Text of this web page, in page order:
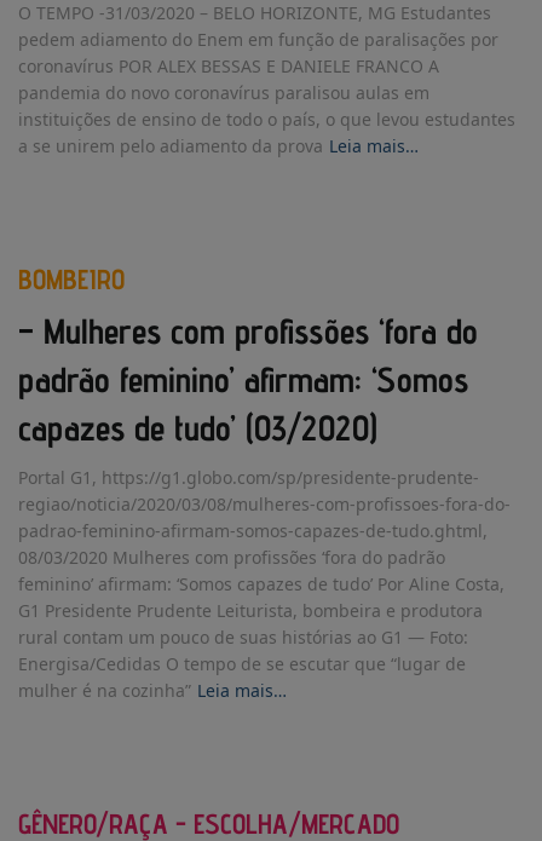
O TEMPO -31/03/2020 – BELO HORIZONTE, MG Estudantes
pedem adiamento do Enem em função de paralisações por
coronavírus POR ALEX BESSAS E DANIELE FRANCO A
pandemia do novo coronavírus paralisou aulas em
instituições de ensino de todo o país, o que levou estudantes
a se unirem pelo adiamento da prova Leia mais…
BOMBEIRO
– Mulheres com profissões ‘fora do
padrão feminino’ afirmam: ‘Somos
capazes de tudo’ (03/2020)
Portal G1, https://g1.globo.com/sp/presidente-prudente-
regiao/noticia/2020/03/08/mulheres-com-profissoes-fora-do-
padrao-feminino-afirmam-somos-capazes-de-tudo.ghtml,
08/03/2020 Mulheres com profissões ‘fora do padrão
feminino’ afirmam: ‘Somos capazes de tudo’ Por Aline Costa,
G1 Presidente Prudente Leiturista, bombeira e produtora
rural contam um pouco de suas histórias ao G1 — Foto:
Energisa/Cedidas O tempo de se escutar que “lugar de
mulher é na cozinha” Leia mais…
GÊNERO/RAÇA - ESCOLHA/MERCADO